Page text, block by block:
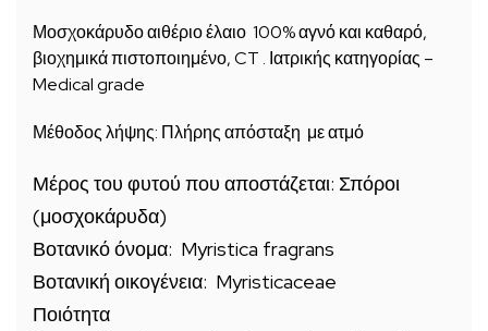
Μοσχοκάρυδο αιθέριο έλαιο 100% αγνό και καθαρό,
βιοχημικά πιστοποιημένο, CT . Ιατρικής κατηγορίας –
Medical grade
Μέθοδος λήψης: Πλήρης απόσταξη με ατμό
Μέρος του φυτού που αποστάζεται: Σπόροι
(μοσχοκάρυδα)
Βοτανικό όνομα: Myristica fragrans
Βοτανική οικογένεια: Myristicaceae
Ποιότητα